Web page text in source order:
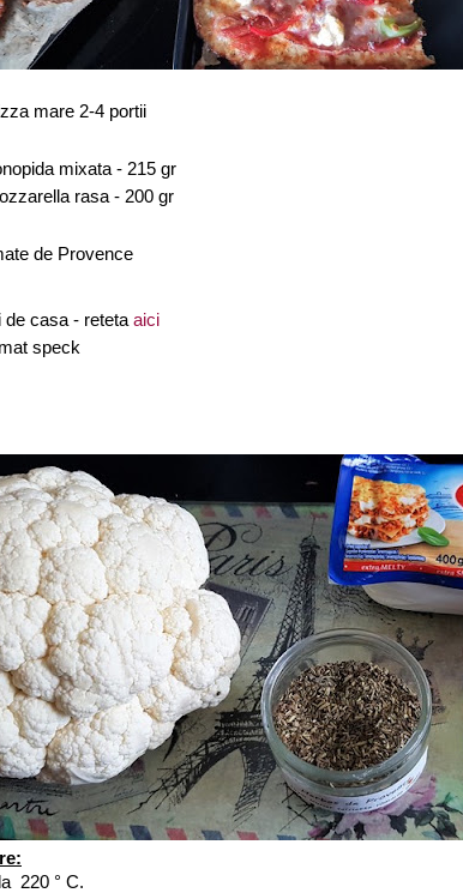
mare 2-4 portii
mixata - 215 gr
rasa - 200 gr
de Provence
de casa - retetaaici
speck
220 ° C.